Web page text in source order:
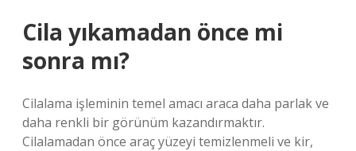
Cila yıkamadan önce mi
sonra mı?
Cilalama işleminin temel amacı araca daha parlak ve
daha renkli bir görünüm kazandırmaktır.
Cilalamadan önce araç yüzeyi temizlenmeli ve kir,